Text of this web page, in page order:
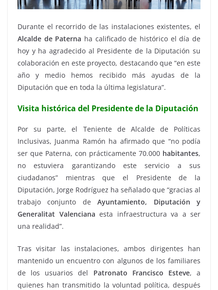
Durante el recorrido de las instalaciones existentes, el
Alcalde de Paterna ha calificado de histórico el día de
hoy y ha agradecido al Presidente de la Diputación su
colaboración en este proyecto, destacando que “en este
año y medio hemos recibido más ayudas de la
Diputación que en toda la última legislatura”.
Visita histórica del Presidente de la Diputación
Por su parte, el Teniente de Alcalde de Políticas
Inclusivas, Juanma Ramón ha afirmado que “no podía
ser que Paterna, con prácticamente 70.000 habitantes,
no estuviera garantizando este servicio a sus
ciudadanos” mientras que el Presidente de la
Diputación, Jorge Rodríguez ha señalado que “gracias al
trabajo conjunto deAyuntamiento, Diputación y
Generalitat Valenciana esta infraestructura va a ser
una realidad”.
Tras visitar las instalaciones, ambos dirigentes han
mantenido un encuentro con algunos de los familiares
de los usuarios del Patronato Francisco Esteve, a
quienes han transmitido la voluntad política, después